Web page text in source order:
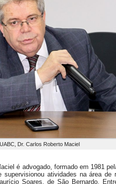
Dr. Carlos Roberto Maciel
é advogado, formado em 1981
supervisionou atividades na área
Soares, de São Bernardo.